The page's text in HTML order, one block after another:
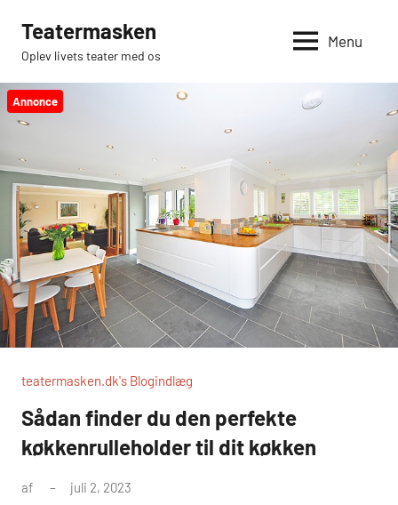
indhold
Teatermasken
Oplev livets teater med os
Menu
Annonce
teatermasken.dk's Blogindlæg
Sådan finder du den perfekte
køkkenrulleholder til dit køkken
af juli 2, 2023